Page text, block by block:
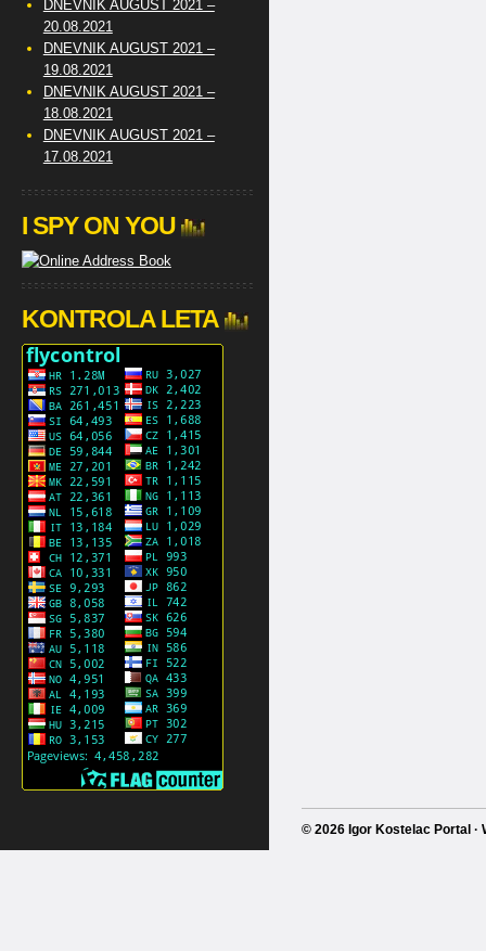
DNEVNIK AUGUST 2021 –
20.08.2021
DNEVNIK AUGUST 2021 –
19.08.2021
DNEVNIK AUGUST 2021 –
18.08.2021
DNEVNIK AUGUST 2021 –
17.08.2021
I SPY ON YOU
KONTROLA LETA
© 2026 Igor Kostelac Portal